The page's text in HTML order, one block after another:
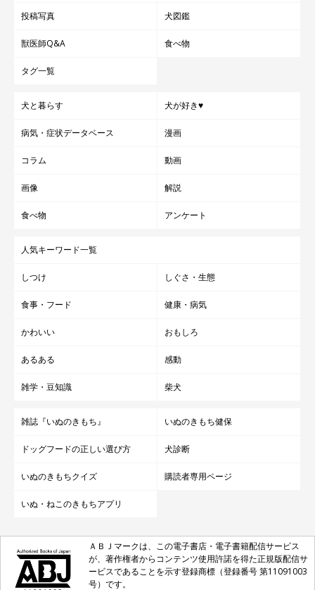
投稿写真 犬図鑑
獣医師Q&A 食べ物
タグ一覧
犬と暮らす 犬が好き♥
病気・症状データベース 漫画
コラム 動画
画像 解説
食べ物 アンケート
人気キーワード一覧
しつけ しぐさ・生態
食事・フード 健康・病気
かわいい おもしろ
あるある 感動
雑学・豆知識 柴犬
雑誌『いぬのきもち』 いぬのきもち健保
ドッグフードの正しい選び方 犬診断
いぬのきもちクイズ 購読者専用ページ
いぬ・ねこのきもちアプリ
ＡＢＪマークは、この電子書店・電子書籍配信サービス
が、著作権者からコンテンツ使用許諾を得た正規版配信サ
ービスであることを示す登録商標（登録番号 第11091003
号）です。